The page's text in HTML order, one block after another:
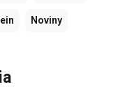
Noviny